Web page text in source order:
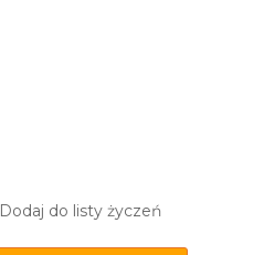
Dodaj do listy życzeń